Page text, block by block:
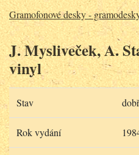
Gramofonové desky -
J. Mysliveček, A.
vinyl
Stav
Rok vydání